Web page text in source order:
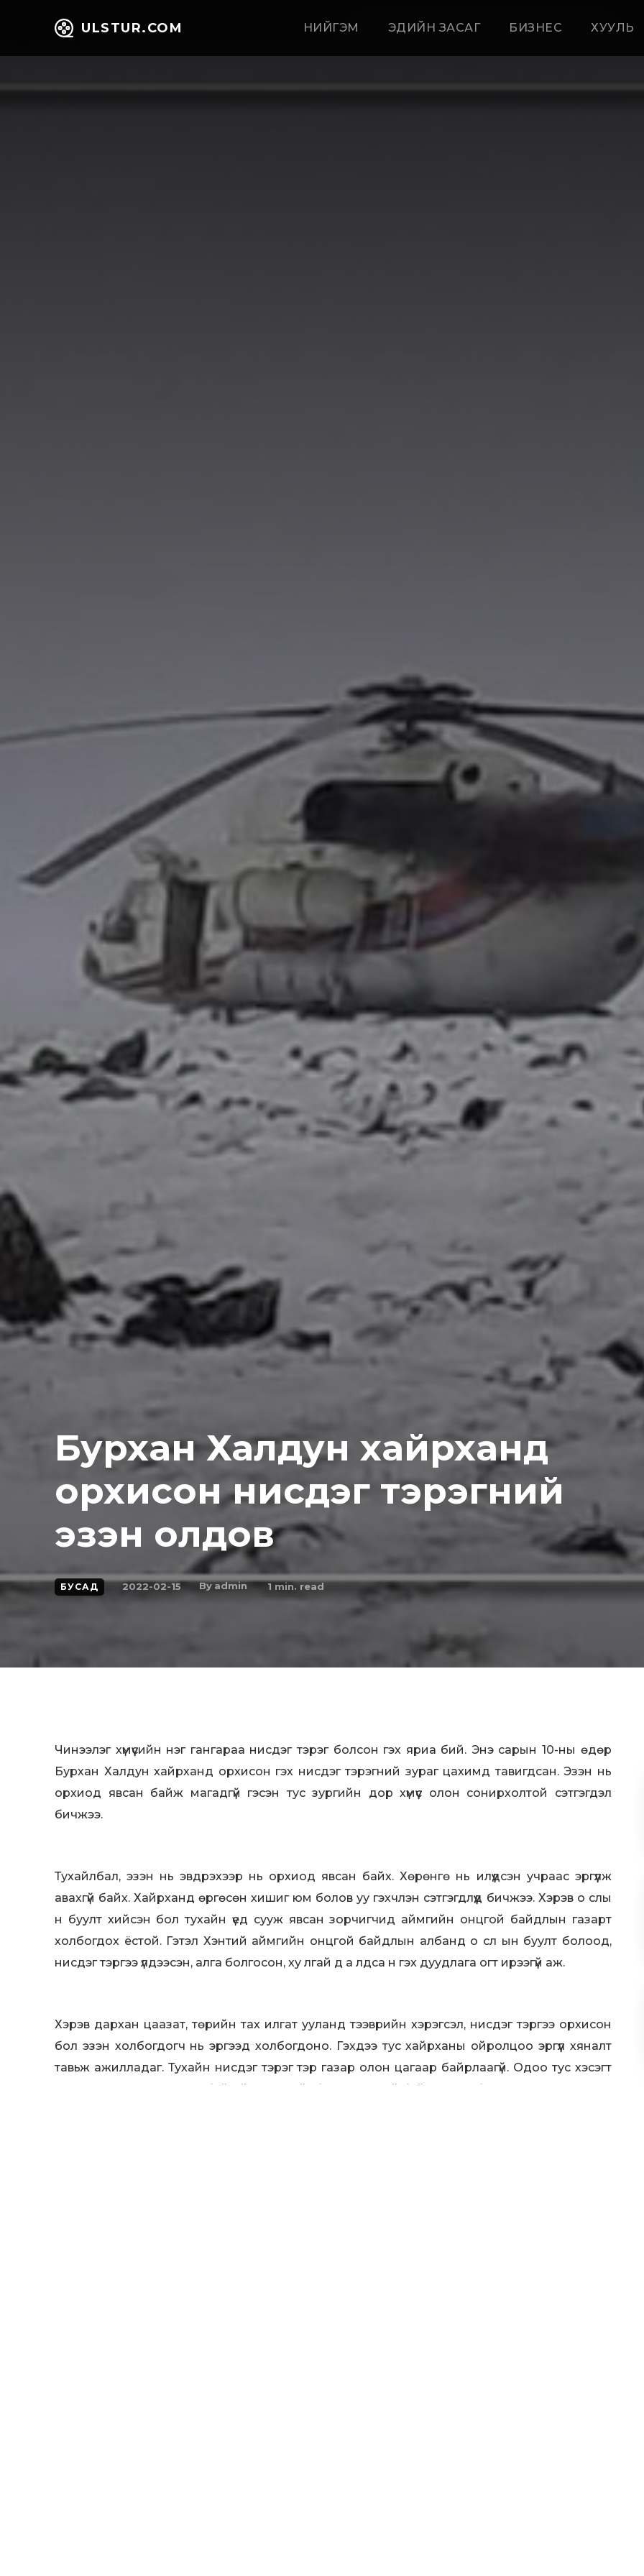
Don't miss out!
Sing up for our newsletter to stay in the
ULSTUR.COM НИЙГЭМ ЭДИЙН ЗАСАГ БИЗНЕС ХУУЛЬ
Бурхан Халдун хайрханд
орхисон нисдэг тэрэгний
эзэн олдов
БУСАД 2022-02-15 Byadmin 1 min. read
Чинээлэг хүмүүсийн нэг гангараа нисдэг тэрэг болсон гэх яриа бий. Энэ сарын 10-ны өдөр
Бурхан Халдун хайрханд орхисон гэх нисдэг тэрэгний зураг цахимд тавигдсан. Эзэн нь
орхиод явсан байж магадгүй гэсэн тус зургийн дор хүмүүс олон сонирхолтой сэтгэгдэл
бичжээ.
Тухайлбал, эзэн нь эвдрэхээр нь орхиод явсан байх. Хөрөнгө нь илүүдсэн учраас эргүүлж
авахгүй байх. Хайрханд өргөсөн хишиг юм болов уу гэхчлэн сэтгэгдлүүд бичжээ. Хэрэв о слы
н буулт хийсэн бол тухайн үед сууж явсан зорчигчид аймгийн онцгой байдлын газарт
холбогдох ёстой. Гэтэл Хэнтий аймгийн онцгой байдлын албанд о сл ын буулт болоод,
нисдэг тэргээ үлдээсэн, алга болгосон, ху лгай д а лдса н гэх дуудлага огт ирээгүй аж.
Хэрэв дархан цаазат, төрийн тах илгат ууланд тээврийн хэрэгсэл, нисдэг тэргээ орхисон
бол эзэн холбогдогч нь эргээд холбогдоно. Гэхдээ тус хайрханы ойролцоо эргүүл хяналт
тавьж ажилладаг. Тухайн нисдэг тэрэг тэр газар олон цагаар байрлаагүй. Одоо тус хэсэгт
ямар нэгэн нисдэг тэрэг байхгүй гэсэн тайлбарыг онцгой байдлын албанаас өгөв.